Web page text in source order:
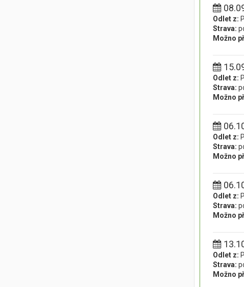
Odlet z:
Strava:
Možno
Odlet z:
Strava:
Možno
Odlet z:
Strava:
Možno
Odlet z:
Strava:
Možno
Odlet z:
Strava:
Možno